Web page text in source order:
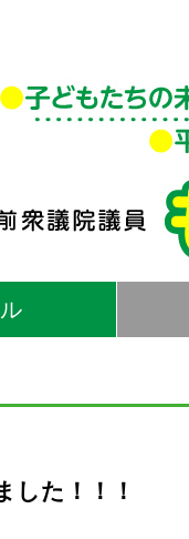
した！！！